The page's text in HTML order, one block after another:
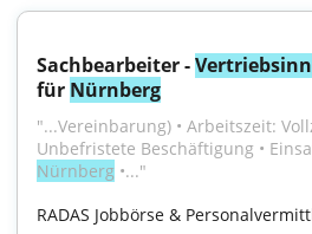
Sachbearbeiter -
für Nürnberg
"...Vereinbarung) • Arbeitszeit:
Nürnberg •..."
RADAS Jobbörse &